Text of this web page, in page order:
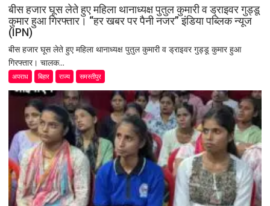
बीस हजार घूस लेते हुए महिला थानाध्यक्ष पुतुल कुमारी व ड्राइवर गुड्डू
कुमार हुआ गिरफ्तार। “हर खबर पर पैनी नजर” इंडिया पब्लिक न्यूज
(IPN)
बीस हजार घूस लेते हुए महिला थानाध्यक्ष पुतुल कुमारी व ड्राइवर गुड्डू कुमार हुआ
गिरफ्तार। चालक...
अपराध बिहार राज्य समस्तीपुर